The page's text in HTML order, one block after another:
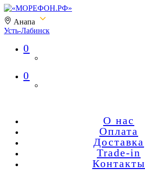
Анапа
Усть-Лабинск
«МОРЕФОН.РФ»
0
0
О нас
Оплата
Доставка
Trade-in
Контакты